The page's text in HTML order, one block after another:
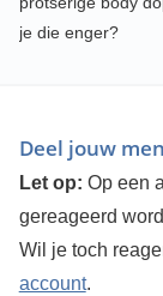
je die enger?
Deel jouw
Let op: Op een
gereageerd
Wil je toch
account.